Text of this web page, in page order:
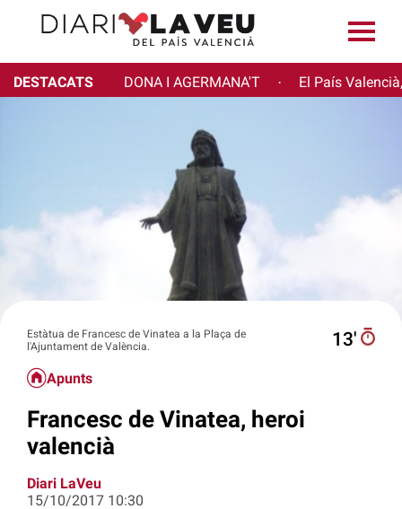
DESTACATS DONA I AGERMANA'T · El País
Estàtua de Francesc de Vinatea a la Plaça de
l'Ajuntament de València.
13′
Apunts
Francesc de Vinatea, heroi
valencià
Diari LaVeu
15/10/2017 10:30